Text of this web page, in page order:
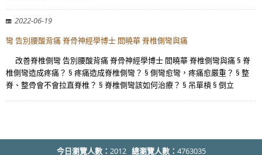
2022-06-19
彎 告別腰酸背痛 脊骨神經學博士 閻曉華 脊椎側彎與痛
改善脊椎側彎 告別腰酸背痛 脊骨神經學博士 閻曉華 脊椎側彎與痛 § 脊
椎側彎造成疼痛？ § 疼痛造成脊椎側彎？ § 側彎愈彎，疼痛愈嚴重？ § 整
脊、整骨會不會拉直脊椎？ § 脊椎側彎該如何治療？ § 吊單槓 § 倒立
今日瀏覽人數： 2012 總瀏覽人數： 4763035